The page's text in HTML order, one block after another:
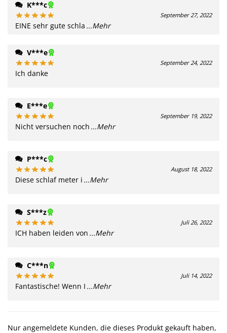
K***c
September 27, 2022
EINE sehr gute schla ...Mehr
V***e
September 24, 2022
Ich danke
E***e
September 19, 2022
Nicht versuchen noch ...Mehr
P***c
August 18, 2022
Diese schlaf meter i ...Mehr
S***z
Juli 26, 2022
ICH haben leiden von ...Mehr
C***n
Juli 14, 2022
Fantastische! Wenn I ...Mehr
Nur angemeldete Kunden, die dieses Produkt gekauft haben,